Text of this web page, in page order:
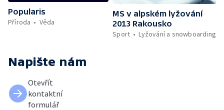
Popularis
Příroda
Věda
MS v alpském lyžování
2013 Rakousko
Sport
Lyžování a snowboarding
Napište nám
Otevřít
kontaktní
formulář